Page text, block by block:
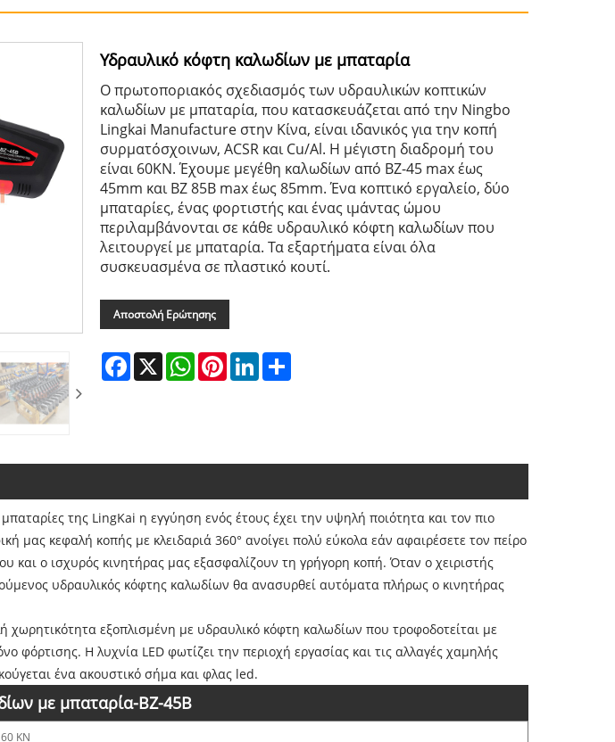
Υδραυλικό κόφτη καλωδίων με μπαταρία
Ο πρωτοποριακός σχεδιασμός των υδραυλικών κοπτικών
καλωδίων με μπαταρία, που κατασκευάζεται από την Ningbo
Lingkai Manufacture στην Κίνα, είναι ιδανικός για την κοπή
συρματόσχοινων, ACSR και Cu/Al. Η μέγιστη διαδρομή του
είναι 60KN. Έχουμε μεγέθη καλωδίων από BZ-45 max έως
45mm και BZ 85B max έως 85mm. Ένα κοπτικό εργαλείο, δύο
μπαταρίες, ένας φορτιστής και ένας ιμάντας ώμου
περιλαμβάνονται σε κάθε υδραυλικό κόφτη καλωδίων που
λειτουργεί με μπαταρία. Τα εξαρτήματα είναι όλα
συσκευασμένα σε πλαστικό κουτί.
Αποστολή Ερώτησης
Facebook
X WhatsAppPinterestLinkedInShare
της LingKai η εγγύηση ενός έτους έχει την υψηλή ποιότητα και τον πιο
μας κεφαλή κοπής με κλειδαριά 360° ανοίγει πολύ εύκολα εάν αφαιρέσετε τον πείρο
και ο ισχυρός κινητήρας μας εξασφαλίζουν τη γρήγορη κοπή. Όταν ο χειριστής
υδραυλικός κόφτης καλωδίων θα ανασυρθεί αυτόματα πλήρως ο κινητήρας
χωρητικότητα εξοπλισμένη με υδραυλικό κόφτη καλωδίων που τροφοδοτείται με
φόρτισης. Η λυχνία LED φωτίζει την περιοχή εργασίας και τις αλλαγές χαμηλής
ένα ακουστικό σήμα και φλας led.
με μπαταρία-BZ-45B
60 KN